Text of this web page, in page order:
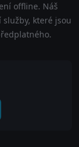
offline. Náš
které jsou